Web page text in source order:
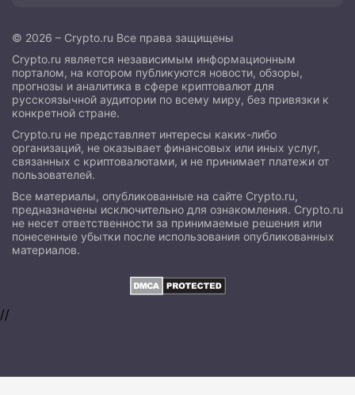
© 2026 – Crypto.ru Все права защищены
Crypto.ru является независимым информационным
порталом, на котором публикуются новости, обзоры,
прогнозы и аналитика в сфере криптовалют для
русскоязычной аудитории по всему миру, без привязки к
конкретной стране.
Crypto.ru не представляет интересы каких-либо
организаций, не оказывает финансовых или иных услуг,
связанных с криптовалютами, и не принимает платежи от
пользователей.
Все материалы, опубликованные на сайте Crypto.ru,
предназначены исключительно для ознакомления. Crypto.ru
не несет ответственности за принимаемые решения или
понесенные убытки после использования опубликованных
материалов.
//